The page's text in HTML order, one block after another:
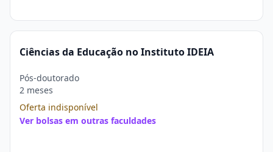
Ciências da Educação no Instituto IDEIA
Pós-doutorado
2 meses
Oferta indisponível
Ver bolsas em outras faculdades